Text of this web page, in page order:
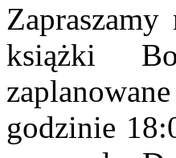
książki
godzinie